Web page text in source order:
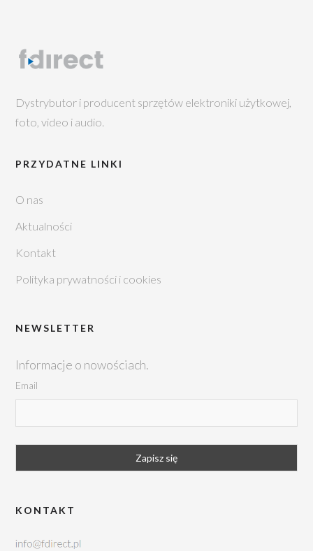
Dystrybutor i producent sprzętów elektroniki użytkowej,
foto, video i audio.
PRZYDATNE LINKI
O nas
Aktualności
Kontakt
Polityka prywatności i cookies
NEWSLETTER
Informacje o nowościach.
Email
KONTAKT